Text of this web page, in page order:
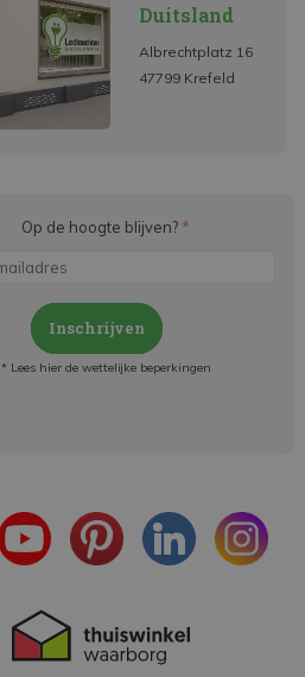
Duitsland
Albrechtplatz 16
47799 Krefeld
Op de hoogte blijven? *
Inschrijven
* Lees hier de wettelijke beperkingen